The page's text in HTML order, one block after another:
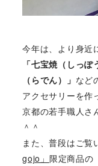
今年は、より身近
「七宝焼（しっ
（らでん）」 など
アクセサリーを作
京都の若手職人さ
＾＾
また、普段はご覧
gojo」 限定商品の